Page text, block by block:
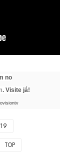
no
. Visite já!
TOP